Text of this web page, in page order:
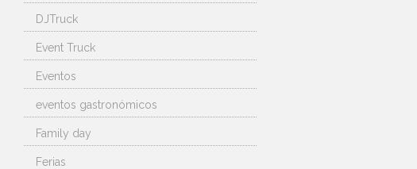
DJTruck
Event Truck
Eventos
eventos gastronómicos
Family day
Ferias